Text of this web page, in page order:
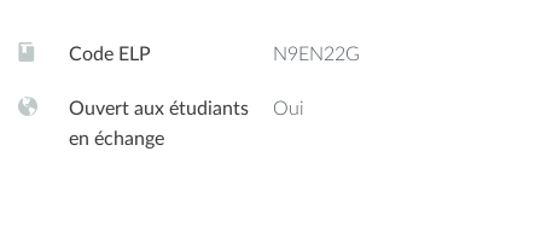
Code ELP N9EN22G
Ouvert aux étudiants
en échange
Oui